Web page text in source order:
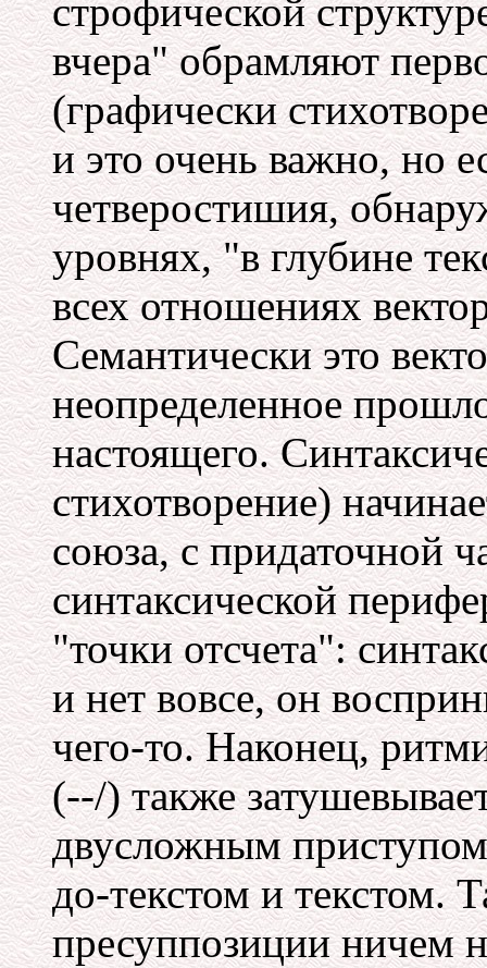
строфической
вчера" обрамляют
(графически
и это очень важно, но
четверостишия,
уровнях, "в глубине
всех отношениях
Семантически это
неопределенное
настоящего.
стихотворение)
союза, с придаточной
синтаксической
"точки отсчета":
и нет вовсе, он
чего-то. Наконец,
(--/) также
двусложным
до-текстом и текстом.
пресуппозиции ничем